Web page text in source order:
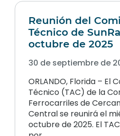
Reunión del
Técnico de
octubre de 2025
30 de septiembre de
ORLANDO, Florida – El
Técnico (TAC) de la
Ferrocarriles de
Central se reunirá el
octubre de 2025. El